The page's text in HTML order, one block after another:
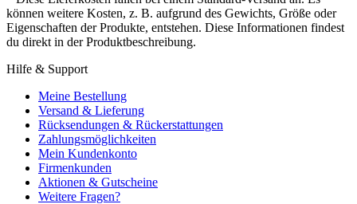
können weitere Kosten, z. B. aufgrund des Gewichts, Größe oder
Eigenschaften der Produkte, entstehen. Diese Informationen findest
du direkt in der Produktbeschreibung.
Hilfe & Support
Meine Bestellung
Versand & Lieferung
Rücksendungen & Rückerstattungen
Zahlungsmöglichkeiten
Mein Kundenkonto
Firmenkunden
Aktionen & Gutscheine
Weitere Fragen?